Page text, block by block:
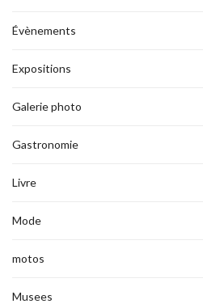
Évènements
Expositions
Galerie photo
Gastronomie
Livre
Mode
motos
Musees